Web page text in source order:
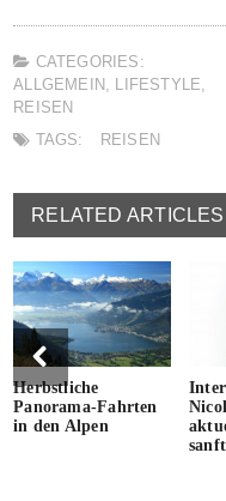
CATEGORIES:
ALLGEMEIN
LIFESTYLE
REISEN
TAGS:
REISEN
RELATED ARTICLES
Herbstliche
Panorama-Fahrten
in den Alpen